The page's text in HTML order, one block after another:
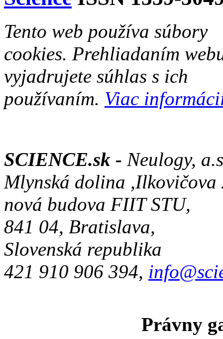
Tento web používa súbory
cookies. Prehliadaním
vyjadrujete súhlas s ich
používaním. Viac
SCIENCE.sk - Neulogy,
Mlynská dolina ,Ilkovičova
nová budova FIIT STU,
841 04, Bratislava,
Slovenská republika
421 910 906 394,
Právny